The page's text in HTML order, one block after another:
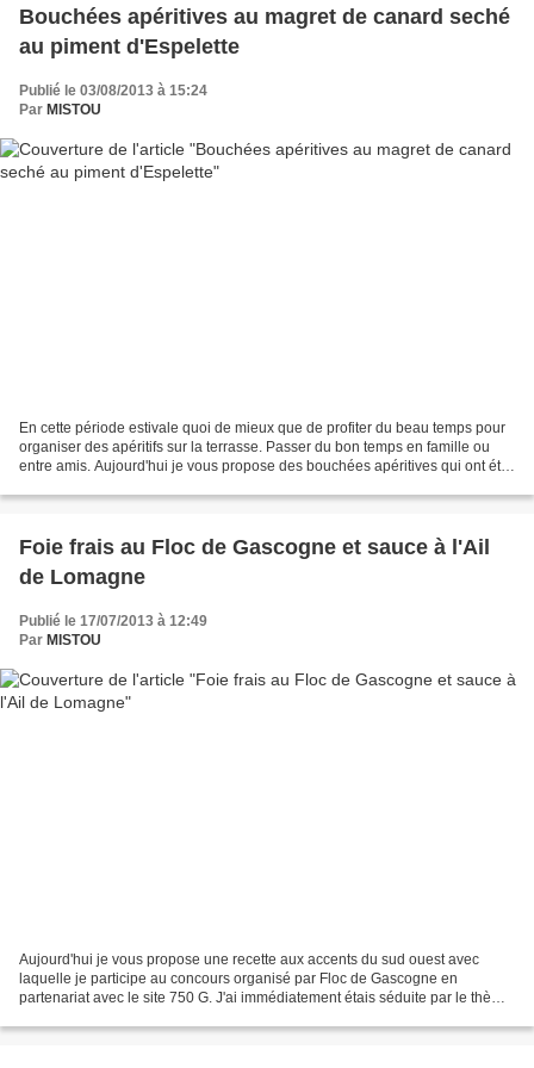
Bouchées apéritives au magret de canard seché
au piment d'Espelette
Publié le 03/08/2013 à 15:24
Par MISTOU
En cette période estivale quoi de mieux que de profiter du beau temps pour
organiser des apéritifs sur la terrasse. Passer du bon temps en famille ou
entre amis. Aujourd'hui je vous propose des bouchées apéritives qui ont été
Foie frais au Floc de Gascogne et sauce à l'Ail
de Lomagne
Publié le 17/07/2013 à 12:49
Par MISTOU
Aujourd'hui je vous propose une recette aux accents du sud ouest avec
laquelle je participe au concours organisé par Floc de Gascogne en
partenariat avec le site 750 G. J'ai immédiatement étais séduite par le thème